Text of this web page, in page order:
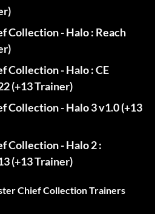
Collection - Halo : Reach
Collection - Halo : CE
(+13 Trainer)
Collection - Halo 3 v1.0 (+13
Collection - Halo 2 :
(+13 Trainer)
Chief Collection Trainers